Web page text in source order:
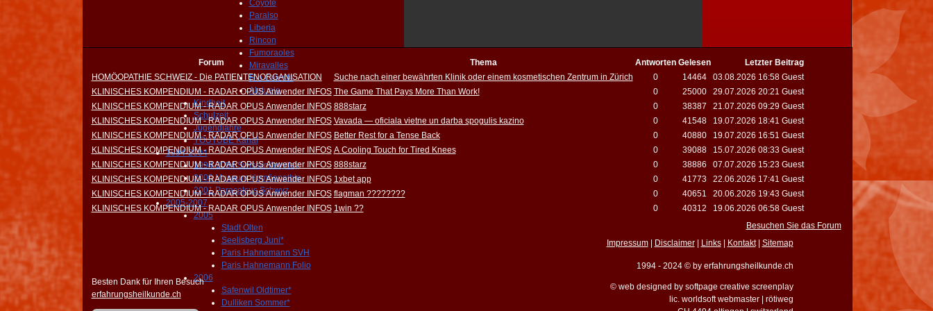
Coyote
Paraiso
Liberia
Rincon
Fumoraoles
Miravalles
Rio Celeste
Alajuela
Kindheit
Schulzeit
Jugendjahre
YOUTUBE Kanal
1994-2004
1994-2004 Swissknifevylley
2000 Museum Homöopathie
2001 Paracelsus Schwyz
2005-2007
2005
Stadt Olten
Seelisberg Juni*
Paris Hahnemann SVH
Paris Hahnemann Folio
2006
Safenwil Oldtimer*
Dulliken Sommer*
Forum Thema Antworten Gelesen
Letzter Beitrag
HOMÖOPATHIE SCHWEIZ - Die PATIENTENORGANISATION
Suche nach einer bewährten Klinik oder einem kosmetischen Zentrum in Zürich 0 14464
03.08.2026 16:58 Guest
KLINISCHES KOMPENDIUM - RADAR OPUS Anwender INFOS The Game That Pays More Than Work! 0 25000
29.07.2026 20:21 Guest
KLINISCHES KOMPENDIUM - RADAR OPUS Anwender INFOS 888starz 0 38387
21.07.2026 09:29 Guest
KLINISCHES KOMPENDIUM - RADAR OPUS Anwender INFOS Vavada — oficiala vietne un darba spogulis kazino 0 41548
19.07.2026 18:41 Guest
KLINISCHES KOMPENDIUM - RADAR OPUS Anwender INFOS Better Rest for a Tense Back 0 40880
19.07.2026 16:51 Guest
KLINISCHES KOMPENDIUM - RADAR OPUS Anwender INFOS A Cooling Touch for Tired Knees 0 39088
15.07.2026 08:33 Guest
KLINISCHES KOMPENDIUM - RADAR OPUS Anwender INFOS 888starz 0 38886
07.07.2026 15:23 Guest
KLINISCHES KOMPENDIUM - RADAR OPUS Anwender INFOS 1xbet app 0 41773
22.06.2026 17:41 Guest
KLINISCHES KOMPENDIUM - RADAR OPUS Anwender INFOS flagman ???????? 0 40651
20.06.2026 19:43 Guest
KLINISCHES KOMPENDIUM - RADAR OPUS Anwender INFOS 1win ?? 0 40312
19.06.2026 06:58 Guest
Besuchen Sie das Forum
Impressum| Disclaimer| Links| Kontakt| Sitemap
Besten Dank für Ihren Besuch
erfahrungsheilkunde.ch
1994 - 2024 © by erfahrungsheilkunde.ch
© web designed by softpage creative screenplay
lic. worldsoft webmaster | rötiweg